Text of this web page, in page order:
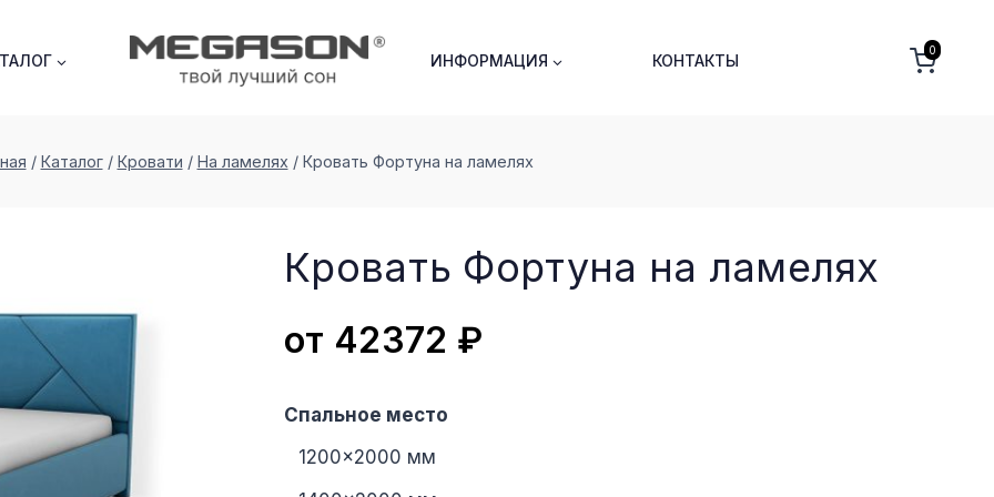
ИНФОРМАЦИЯ КОНТАКТЫ
0
/ Каталог / Кровати / На ламелях / Кровать Фортуна на ламеляx
Кровать Фортуна на ламеляx
от 42372 ₽
Спальное место
1200×2000 мм